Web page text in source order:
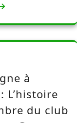
à
L’histoire
du club